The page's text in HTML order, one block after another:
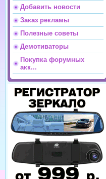
Добавить новости
Заказ рекламы
Полезные советы
Демотиваторы
Покупка форумных
акк...